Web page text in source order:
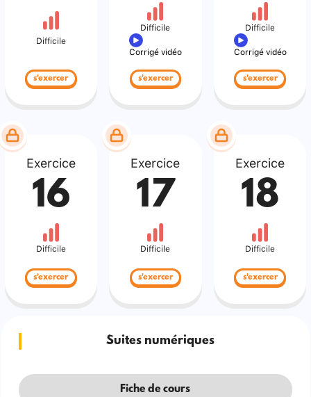
Difficile
s'exercer
Difficile
Corrigé vidéo
s'exercer
Difficile
Corrigé vidéo
s'exercer
Exercice
16
Difficile
s'exercer
Exercice
17
Difficile
s'exercer
Exercice
18
Difficile
s'exercer
Suites numériques
Fiche de cours